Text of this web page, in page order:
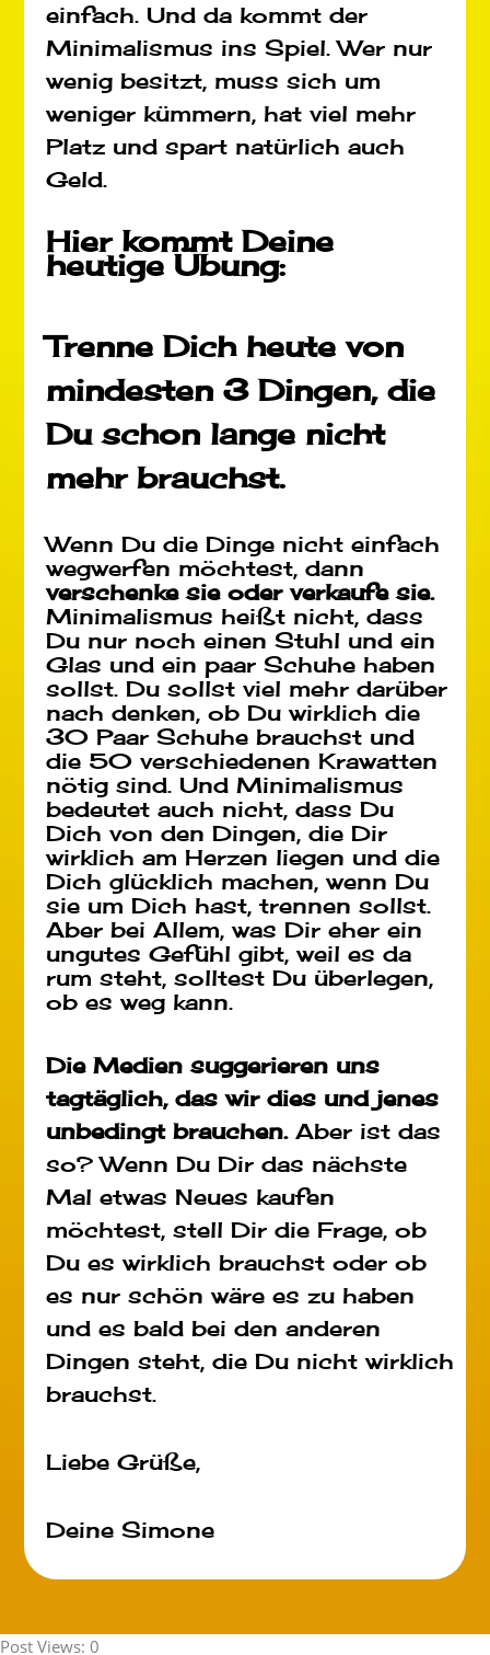
einfach. Und da kommt der
Minimalismus ins Spiel. Wer nur
wenig besitzt, muss sich um
weniger kümmern, hat viel mehr
Platz und spart natürlich auch
Geld.
Hier kommt Deine
heutige Übung:
Trenne Dich heute von
mindesten 3 Dingen, die
Du schon lange nicht
mehr brauchst.
Wenn Du die Dinge nicht einfach
wegwerfen möchtest, dann
verschenke sie oder verkaufe sie.
Minimalismus heißt nicht, dass
Du nur noch einen Stuhl und ein
Glas und ein paar Schuhe haben
sollst. Du sollst viel mehr darüber
nach denken, ob Du wirklich die
30 Paar Schuhe brauchst und
die 50 verschiedenen Krawatten
nötig sind. Und Minimalismus
bedeutet auch nicht, dass Du
Dich von den Dingen, die Dir
wirklich am Herzen liegen und die
Dich glücklich machen, wenn Du
sie um Dich hast, trennen sollst.
Aber bei Allem, was Dir eher ein
ungutes Gefühl gibt, weil es da
rum steht, solltest Du überlegen,
ob es weg kann.
Die Medien suggerieren uns
tagtäglich, das wir dies und jenes
unbedingt brauchen.Aber ist das
so? Wenn Du Dir das nächste
Mal etwas Neues kaufen
möchtest, stell Dir die Frage, ob
Du es wirklich brauchst oder ob
es nur schön wäre es zu haben
und es bald bei den anderen
Dingen steht, die Du nicht wirklich
brauchst.
Liebe Grüße,
Deine Simone
Post Views: 0